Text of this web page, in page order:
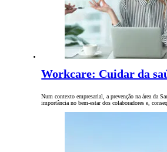
Workcare: Cuidar da
Num contexto empresarial, a prevenção na área da
importância no bem-estar dos colaboradores e,